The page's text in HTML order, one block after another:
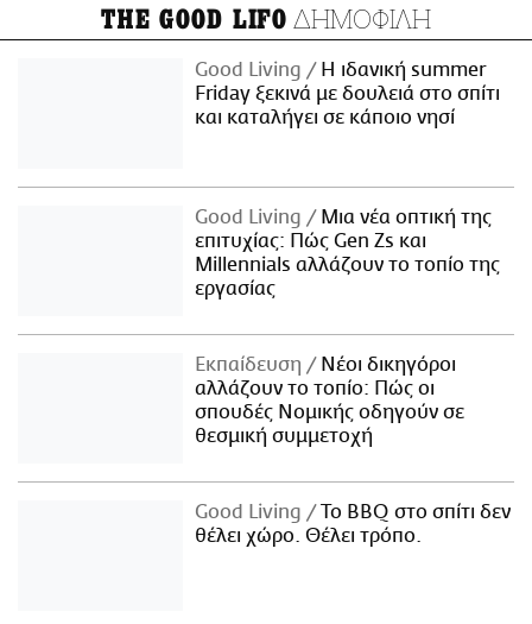
THE GOOD LIFO ΔΗΜΟΦΙΛΗ
Good Living
Η ιδανική summer
Friday ξεκινά με δουλειά στο σπίτι
και καταλήγει σε κάποιο νησί
Good Living
Μια νέα οπτική της
επιτυχίας: Πώς Gen Zs και
Millennials αλλάζουν το τοπίο της
εργασίας
Εκπαίδευση
Νέοι δικηγόροι
αλλάζουν το τοπίο: Πώς οι
σπουδές Νομικής οδηγούν σε
θεσμική συμμετοχή
Good Living
Το BBQ στο σπίτι δεν
θέλει χώρο. Θέλει τρόπο.